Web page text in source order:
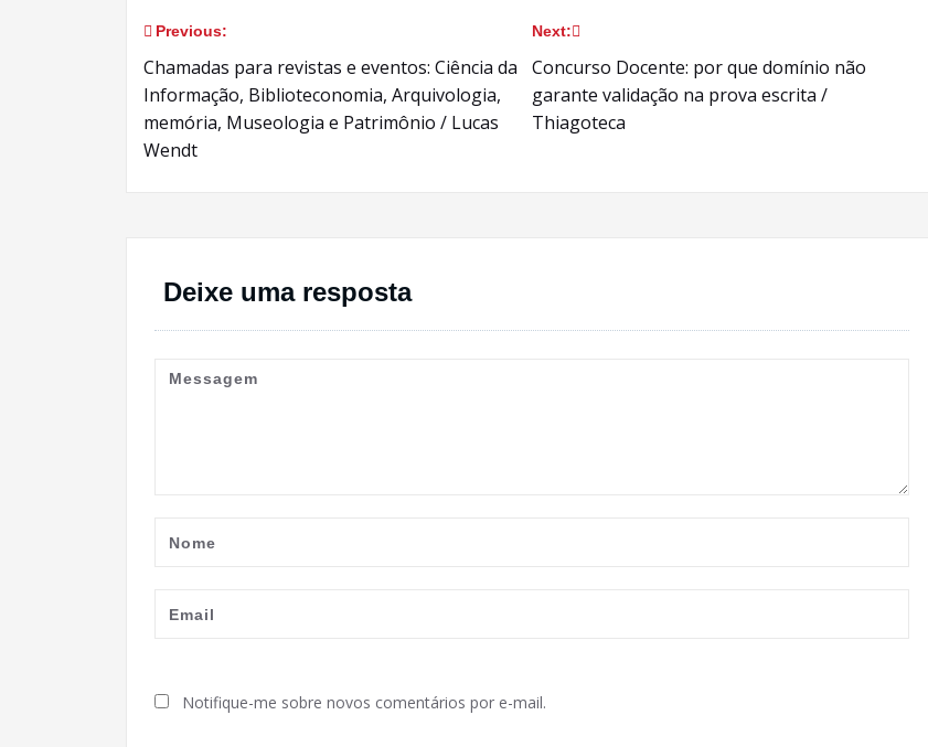
Navegação
de
Post
Previous:
Chamadas para revistas e eventos: Ciência da
Informação, Biblioteconomia, Arquivologia,
memória, Museologia e Patrimônio / Lucas
Wendt
Next:
Concurso Docente: por que domínio não
garante validação na prova escrita /
Thiagoteca
Deixe uma resposta
Notifique-me sobre novos comentários por e-mail.